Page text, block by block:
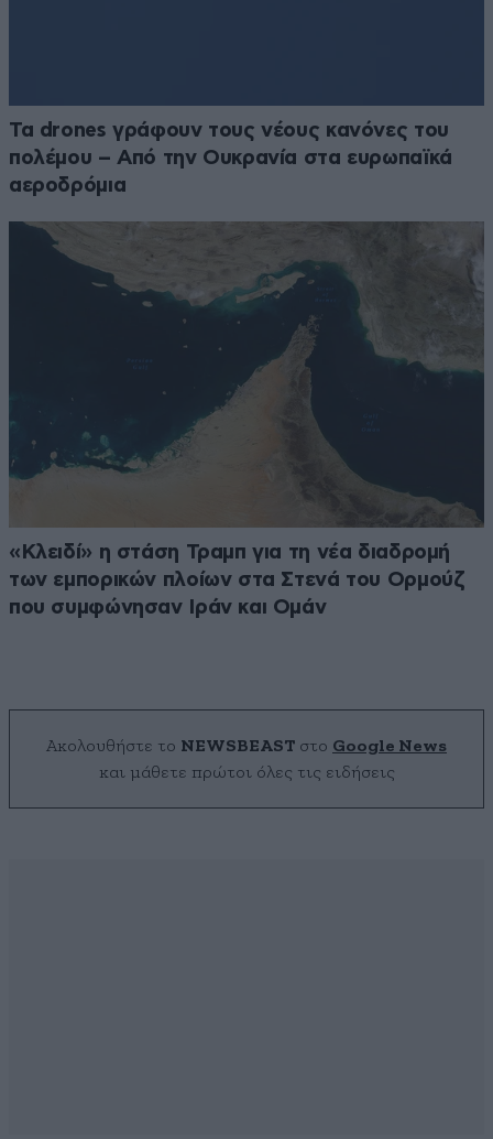
Τα drones γράφουν τους νέους κανόνες του
πολέμου – Από την Ουκρανία στα ευρωπαϊκά
αεροδρόμια
«Κλειδί» η στάση Τραμπ για τη νέα διαδρομή
των εμπορικών πλοίων στα Στενά του Ορμούζ
που συμφώνησαν Ιράν και Ομάν
Ακολουθήστε το NEWSBEAST στο Google News
και μάθετε πρώτοι όλες τις ειδήσεις